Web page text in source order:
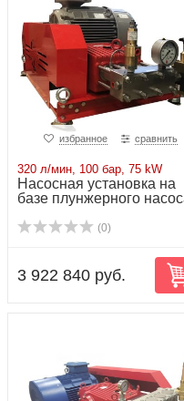
избранное сравнить
320 л/мин, 100 бар, 75 kW
Насосная установка на
базе плунжерного
(0)
3 922 840 руб.